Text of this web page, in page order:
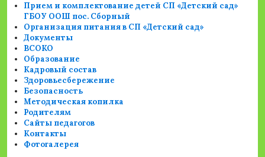
Прием и комплектование детей СП «Детский сад»
ГБОУ ООШ пос. Сборный
Организация питания в СП «Детский сад»
Документы
ВСОКО
Образование
Кадровый состав
Здоровьесбережение
Безопасность
Методическая копилка
Родителям
Сайты педагогов
Контакты
Фотогалерея